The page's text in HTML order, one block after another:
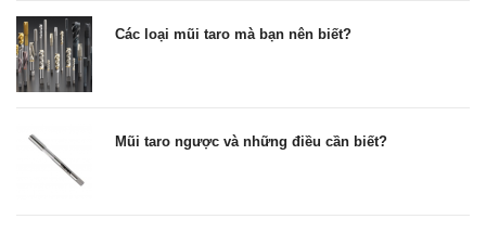
Các loại mũi taro mà bạn nên biết?
Mũi taro ngược và những điều cần biết?